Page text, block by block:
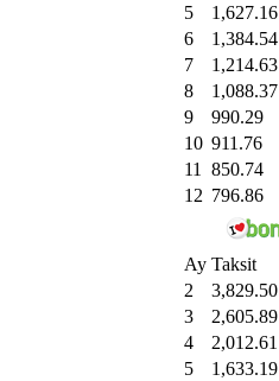
5
1,627.16
6
1,384.54
7
1,214.63
8
1,088.37
9
990.29
10 911.76
11
850.74
12 796.86
Ay Taksit
2
3,829.50
3
2,605.89
4
2,012.61
5
1,633.19